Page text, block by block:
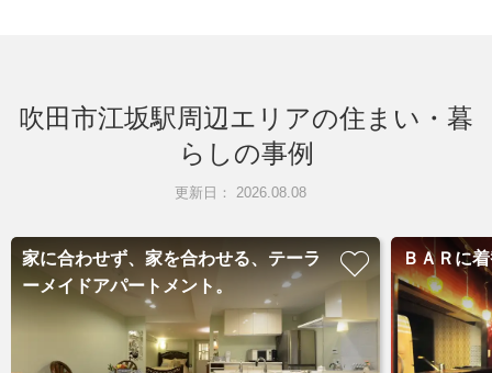
吹田市江坂駅周辺エリアの住まい・暮
らしの事例
更新日： 2026.08.08
家に合わせず、家を合わせる、テーラ
ーメイドアパートメント。
ＢＡＲに